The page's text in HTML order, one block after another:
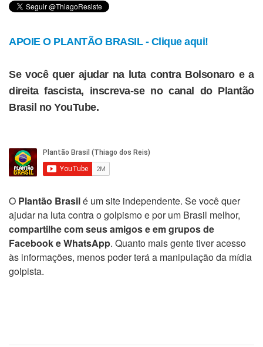
APOIE O PLANTÃO BRASIL - Clique aqui!
Se você quer ajudar na luta contra Bolsonaro e a
direita fascista, inscreva-se no canal do Plantão
Brasil no YouTube.
O Plantão Brasilé um site independente. Se você quer
ajudar na luta contra o golpismo e por um Brasil melhor,
compartilhe com seus amigos e em grupos de
Facebook e WhatsApp. Quanto mais gente tiver acesso
às informações, menos poder terá a manipulação da mídia
golpista.